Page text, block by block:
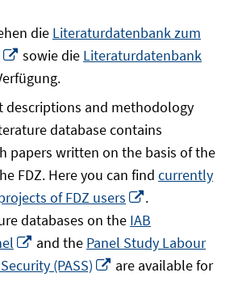
die Literaturdatenbank zum
In
neuem
Fenster
öffnen
sowie die Literaturdatenbank
descriptions and methodology
database contains
papers written on the basis of the
FDZ. Here you can find currently
of FDZ users
neuem
Fenster
öffnen
.
databases on the IAB
In
neuem
Fenster
and the Panel Study Labour
(PASS)
In
are available for